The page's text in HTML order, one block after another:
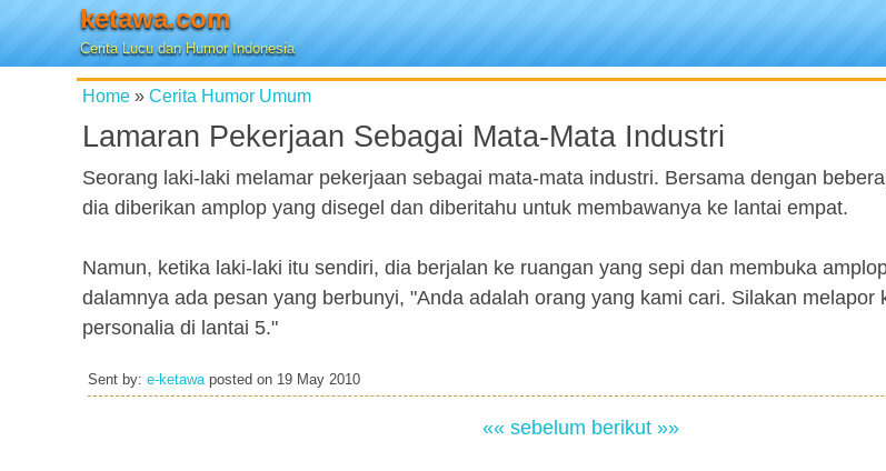
ketawa.com
Cerita Lucu dan Humor Indonesia
Home » Cerita Humor Umum
Lamaran Pekerjaan Sebagai Mata-Mata Industri
Seorang laki-laki melamar pekerjaan sebagai mata-mata industri. Bersama dengan
dia diberikan amplop yang disegel dan diberitahu untuk membawanya ke lantai empat.
Namun, ketika laki-laki itu sendiri, dia berjalan ke ruangan yang sepi dan membuka
dalamnya ada pesan yang berbunyi, "Anda adalah orang yang kami cari. Silakan melapor
personalia di lantai 5."
Sent by: e-ketawaposted on 19 May 2010
«« sebelum berikut »»